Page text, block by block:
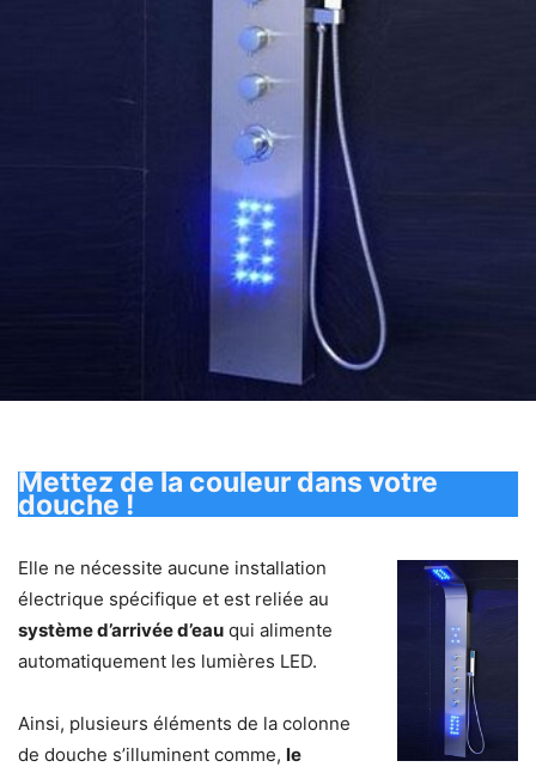
Mettez de la couleur dans votre
douche !
Elle ne nécessite aucune installation
électrique spécifique et est reliée au
système d’arrivée d’eau qui alimente
automatiquement les lumières LED.
Ainsi, plusieurs éléments de la colonne
de douche s’illuminent comme, le